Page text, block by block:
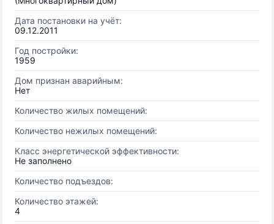
Дата постановки на учёт:
09.12.2011
Год постройки:
1959
Дом признан аварийным:
Нет
Количество жилых помещений:
Количество нежилых помещений:
Класс энергетической эффективности:
Не заполнено
Количество подъездов:
Количество этажей:
4